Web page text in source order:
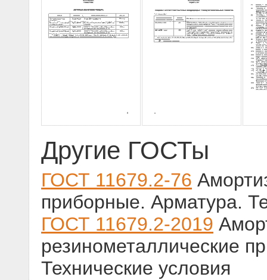
Другие ГОСТы
ГОСТ 11679.2-76
приборные. Арматура.
ГОСТ 11679.2-2019
резинометаллические
Технические условия